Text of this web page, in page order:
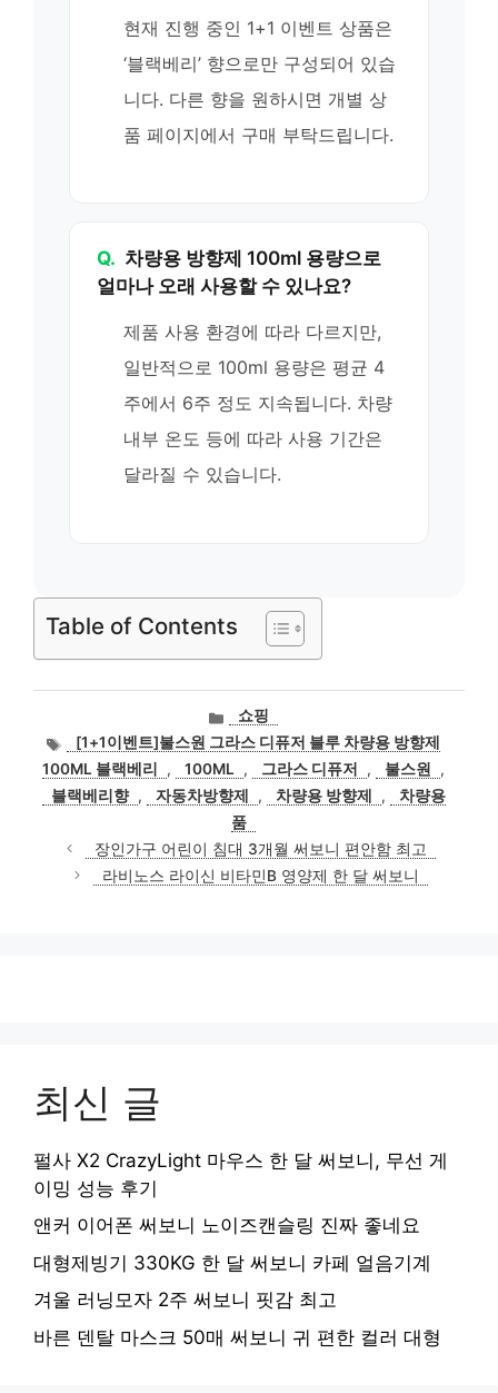
현재 진행 중인 1+1 이벤트 상품은
‘블랙베리’ 향으로만 구성되어 있습
니다. 다른 향을 원하시면 개별 상
품 페이지에서 구매 부탁드립니다.
Q. 차량용 방향제 100ml 용량으로
얼마나 오래 사용할 수 있나요?
제품 사용 환경에 따라 다르지만,
일반적으로 100ml 용량은 평균 4
주에서 6주 정도 지속됩니다. 차량
내부 온도 등에 따라 사용 기간은
달라질 수 있습니다.
Table of Contents
카
테
고
리
쇼핑
태
그
[1+1이벤트]불스원 그라스 디퓨저 블루 차량용 방향제
100ML 블랙베리
, 100ML , 그라스 디퓨저 , 불스원
,
블랙베리향 , 자동차방향제 , 차량용 방향제 ,
차량용
품
장인가구 어린이 침대 3개월 써보니 편안함 최고
라비노스 라이신 비타민B 영양제 한 달 써보니
최신 글
펄사 X2 CrazyLight 마우스 한 달 써보니, 무선 게
이밍 성능 후기
앤커 이어폰 써보니 노이즈캔슬링 진짜 좋네요
대형제빙기 330KG 한 달 써보니 카페 얼음기계
겨울 러닝모자 2주 써보니 핏감 최고
바른 덴탈 마스크 50매 써보니 귀 편한 컬러 대형